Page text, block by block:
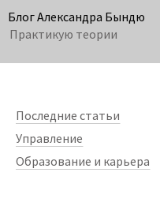
Последние статьи
Управление
Образование и карьера
Блог Александра Бындю
Практикую теории